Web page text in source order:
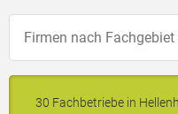
30 Fachbetriebe in